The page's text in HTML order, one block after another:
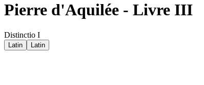
Pierre d'Aquilée - Livre III
Distinctio I
Latin Latin